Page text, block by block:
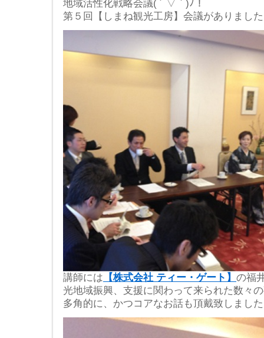
地域活性化戦略会議( ´ ▽ ` )ﾉ！
第５回【しまね観光工房】会議がありまし
講師には 【株式会社 ティー・ゲート】 の福
光地域振興、支援に関わって来られた数々
多角的に、かつコアなお話も頂戴致しまし